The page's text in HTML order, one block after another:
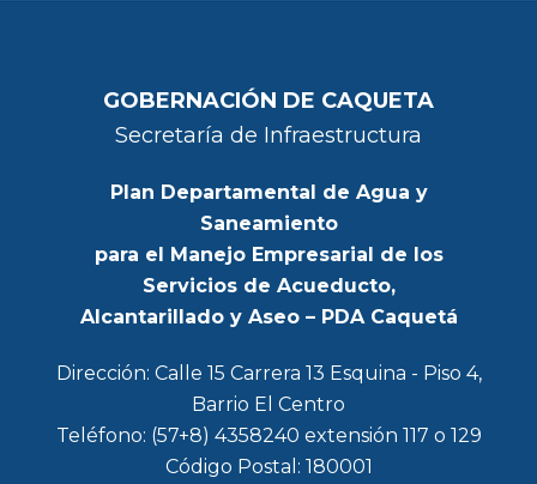
GOBERNACIÓN DE CAQUETA
Secretaría de Infraestructura
Plan Departamental de Agua y
Saneamiento
para el Manejo Empresarial de los
Servicios de Acueducto,
Alcantarillado y Aseo – PDA Caquetá
Dirección: Calle 15 Carrera 13 Esquina - Piso 4,
Barrio El Centro
Teléfono: (57+8) 4358240 extensión 117 o 129
Código Postal: 180001